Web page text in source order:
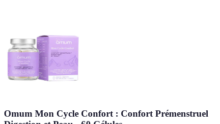
Omum Mon Cycle Confort : Confort Prémenstruel